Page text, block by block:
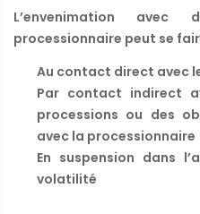
L’envenimation
processionnaire peut se
Au contact direct avec
Par contact indirect
processions ou des
avec la processionnaire
En suspension dans
volatilité